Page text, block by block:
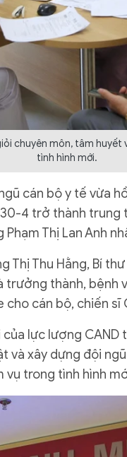
chuyên môn, tâm
tình hình mới.
cán bộ y tế vừa
4 trở thành trung
Thị Lan Anh
Thị Thu Hằng, Bí
thành, bệnh
cán bộ, chiến sĩ
lực lượng CAND
và xây dựng đội
vụ trong tình hình